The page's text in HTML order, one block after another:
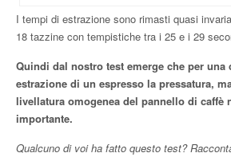
I tempi di estrazione sono rimasti quasi
18 tazzine con tempistiche tra i 25 e i 29
Quindi dal nostro test emerge che per una
estrazione di un espresso la pressatura,
livellatura omogenea del pannello di caffè
importante.
Qualcuno di voi ha fatto questo test?